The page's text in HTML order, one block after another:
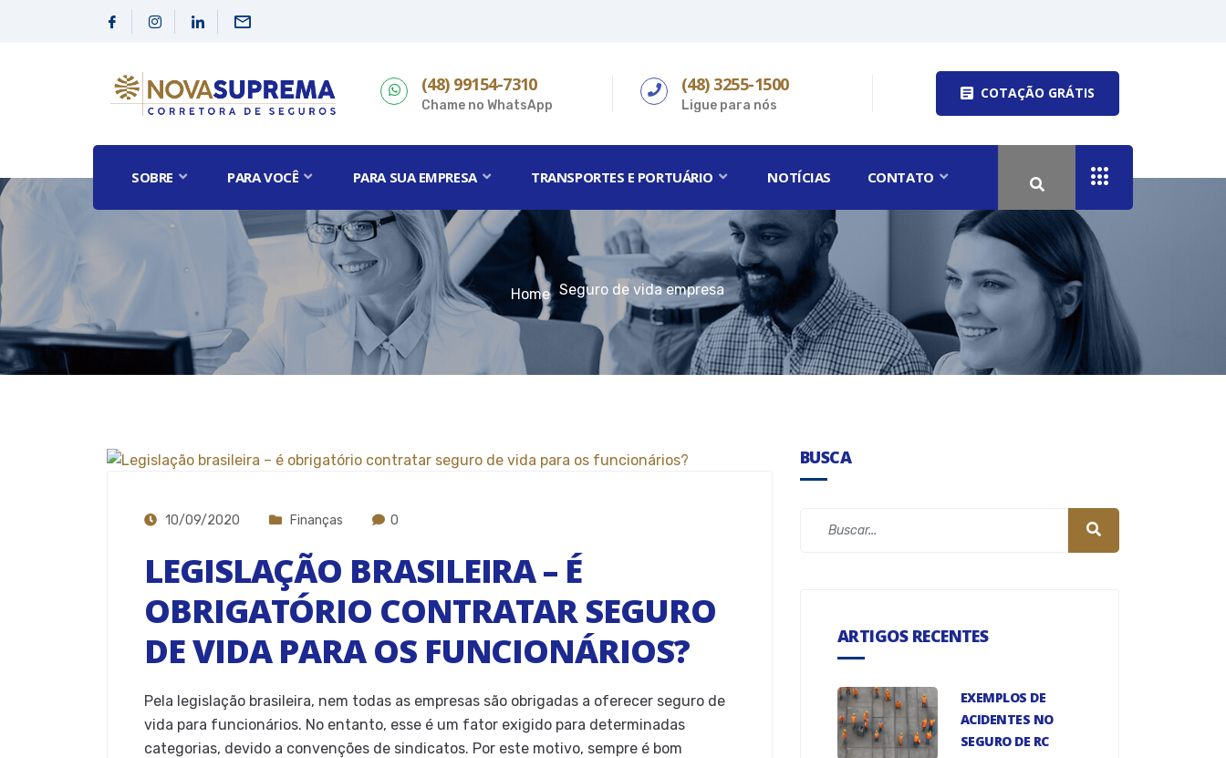
(48) 99154-7310
Chame no WhatsApp
(48) 3255-1500
Ligue para nós
COTAÇÃO GRÁTIS
SOBRE PARA VOCÊ PARA SUA EMPRESA TRANSPORTES E PORTUÁRIO NOTÍCIAS CONTATO
Home Seguro de vida empresa
10/09/2020 Finanças 0
LEGISLAÇÃO BRASILEIRA – É
OBRIGATÓRIO CONTRATAR SEGURO
DE VIDA PARA OS FUNCIONÁRIOS?
Pela legislação brasileira, nem todas as empresas são obrigadas a oferecer seguro de
vida para funcionários. No entanto, esse é um fator exigido para determinadas
categorias, devido a convenções de sindicatos. Por este motivo, sempre é bom
BUSCA
ARTIGOS RECENTES
EXEMPLOS DE
ACIDENTES NO
SEGURO DE RC